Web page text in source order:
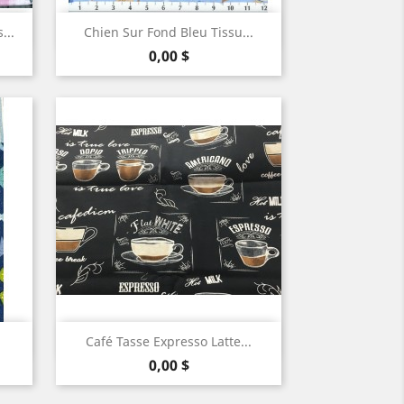
Chien Sur Fond Bleu Tissu...
Prix
0,00 $
Aperçu rapide
Café Tasse Expresso Latte...
Prix
0,00 $
Aperçu rapide